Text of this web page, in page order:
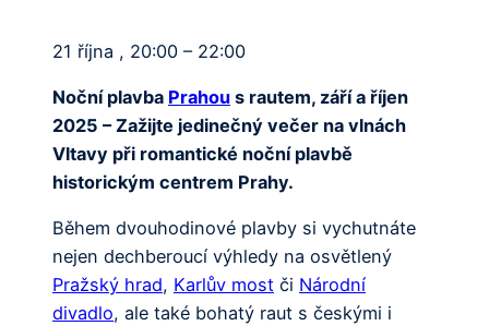
21 října , 20:00 – 22:00
Noční plavba Prahou s rautem, září a říjen
2025 – Zažijte jedinečný večer na vlnách
Vltavy při romantické noční plavbě
historickým centrem Prahy.
Během dvouhodinové plavby si vychutnáte
nejen dechberoucí výhledy na osvětlený
Pražský hrad, Karlův most či Národní
divadlo, ale také bohatý raut s českými i